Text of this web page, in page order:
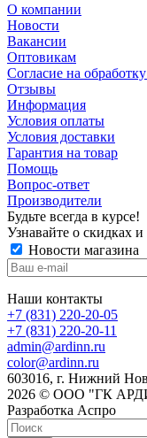
О компании
Новости
Вакансии
Оптовикам
Cогласие на
Отзывы
Информация
Условия оплаты
Условия доставки
Гарантия на товар
Помощь
Вопрос-ответ
Производители
Будьте всегда в курсе!
Узнавайте о скидках
Новости магазина
Наши контакты
+7 (831) 220-20-05
+7 (831) 220-20-11
admin@ardinn.ru
color@ardinn.ru
603016, г. Нижний
2026 © ООО "ГК
Разработка Аспро